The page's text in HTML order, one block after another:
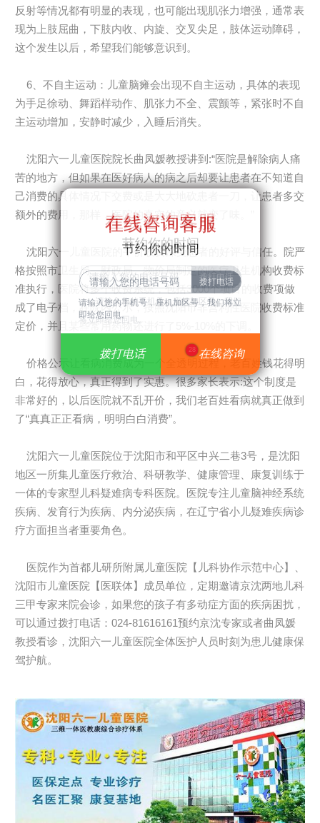
反射等情况都有明显的表现，也可能出现肌张力增强，通常表
现为上肢屈曲，下肢内收、内旋、交叉尖足，肢体运动障碍，
这个发生以后，希望我们能够意识到。
6、不自主运动：儿童脑瘫会出现不自主运动，具体的表现
为手足徐动、舞蹈样动作、肌张力不全、震颤等，紧张时不自
主运动增加，安静时减少，入睡后消失。
沈阳六一儿童医院院长曲凤媛教授讲到:“医院是解除病人痛
苦的地方，但如果在医好病人的病之后却要让患者在不知道自
己消费的具体情况下交费或是大大地砍患者一刀，让患者多交
额外的费用，那样，医院的真实的意义就变了味。”
沈阳六一儿童医院的平价收费深受患者的好评与信任。院严
格按照市卫生局、财政局、物价局制定的医疗卫生机构收费标
准执行，医院将多个收费系统，包括3000个项目的收费项做
成了电子档，在院内公示，按照沈阳市非营利性医院收费标准
定价，并且某些常用药物还进行了5%-10%的下调。
价格公示让看病消费成为一个全透明过程，老百姓钱花得明
白，花得放心，真正得到了实惠。很多家长表示:这个制度是
非常好的，以后医院就不乱开价，我们老百姓看病就真正做到
了“真真正正看病，明明白白消费”。
沈阳六一儿童医院位于沈阳市和平区中兴二巷3号，是沈阳
地区一所集儿童医疗救治、科研教学、健康管理、康复训练于
一体的专家型儿科疑难病专科医院。医院专注儿童脑神经系统
疾病、发育行为疾病、内分泌疾病，在辽宁省小儿疑难疾病诊
疗方面担当者重要角色。
医院作为首都儿研所附属儿童医院【儿科协作示范中心】、
沈阳市儿童医院【医联体】成员单位，定期邀请京沈两地儿科
三甲专家来院会诊，如果您的孩子有多动症方面的疾病困扰，
可以通过拨打电话：024-81616161预约京沈专家或者曲凤媛
教授看诊，沈阳六一儿童医院全体医护人员时刻为患儿健康保
驾护航。
在线咨询客服
节约你的时间
请输入您的手机号，座机加区号，我们
将立即给您回电。
拨打电话 28 在线咨询
在线咨询客服
节约你的时间
请输入您的手机号，座机加区号，我们将立
即给您回电。
拨打电话 在线咨询